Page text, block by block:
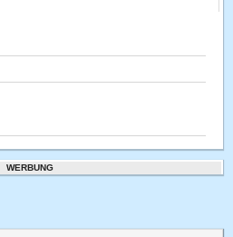
WERBUNG